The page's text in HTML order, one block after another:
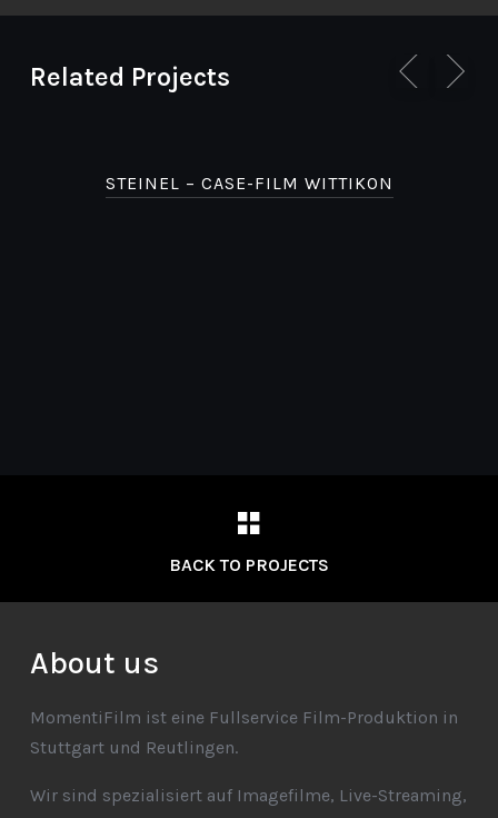
Related Projects
STEINEL – CASE-FILM WITTIKON
BACK TO PROJECTS
About us
MomentiFilm ist eine Fullservice Film-Produktion in
Stuttgart und Reutlingen.
Wir sind spezialisiert auf Imagefilme, Live-Streaming,